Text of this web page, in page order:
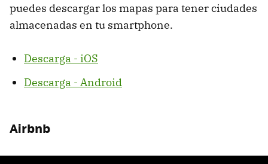
puedes descargar los mapas para tener ciudades
almacenadas en tu smartphone.
Descarga - iOS
Descarga - Android
Airbnb